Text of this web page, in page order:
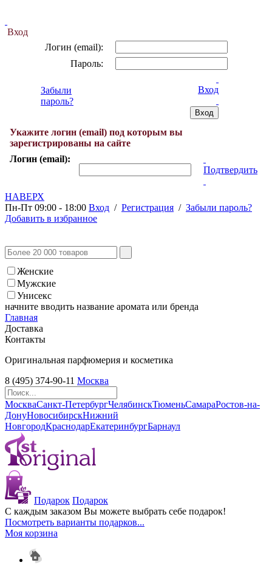
Вход
Логин (email):
Пароль:
Забыли
пароль?
Вход
Укажите логин (email) под которым вы
зарегистрированы на сайте
Логин (email):
Подтвердить
НАВЕРХ
Пн-Пт 09:00 - 18:00 Вход / Регистрация / Забыли пароль?
Добавить в избранное
Женские
Мужские
Унисекс
начните вводить название аромата или бренда
Главная
Доставка
Контакты
Оригинальная парфюмерия и косметика
8 (495) 374-90-11 Москва
МоскваСанкт-ПетербургЧелябинскТюменьСамараРостов-на-
ДонуНовосибирскНижний
НовгородКраснодарЕкатеринбургБарнаул
Подарок Подарок
С каждым заказом Вы можете выбрать себе подарок!
Посмотреть варианты подарков...
Моя корзина